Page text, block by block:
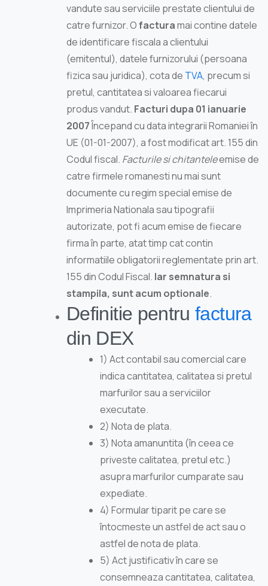
vandute sau serviciile prestate clientului de
catre furnizor. Ofacturamai contine datele
de identificare fiscala a clientului
(emitentul), datele furnizorului (persoana
fizica sau juridica), cota de TVA, precum si
pretul, cantitatea si valoarea fiecarui
produs vandut. Facturi dupa 01 ianuarie
2007Începand cu data integrarii Romaniei în
UE (01-01-2007), a fost modificat art. 155 din
Codul fiscal. Facturile si chitanteleemise de
catre firmele romanesti nu mai sunt
documente cu regim special emise de
Imprimeria Nationala sau tipografii
autorizate, pot fi acum emise de fiecare
firma în parte, atat timp cat contin
informatiile obligatorii reglementate prin art.
155 din Codul Fiscal. Iar semnatura si
stampila, sunt acum optionale.
Definitie pentrufactura
din DEX
1) Act contabil sau comercial care
indica cantitatea, calitatea si pretul
marfurilor sau a serviciilor
executate.
2) Nota de plata.
3) Nota amanuntita (în ceea ce
priveste calitatea, pretul etc.)
asupra marfurilor cumparate sau
expediate.
4) Formular tiparit pe care se
întocmeste un astfel de act sau o
astfel de nota de plata.
5) Act justificativ în care se
consemneaza cantitatea, calitatea,